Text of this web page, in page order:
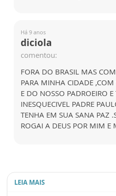
Há 9 anos
diciola
comentou:
FORA DO BRASIL MAS
PARA MINHA CIDADE
E DO NOSSO PADROEIRO
INESQUECIVEL PADRE
TENHA EM SUA SANA PAZ
ROGAI A DEUS POR MIM
LEIA MAIS